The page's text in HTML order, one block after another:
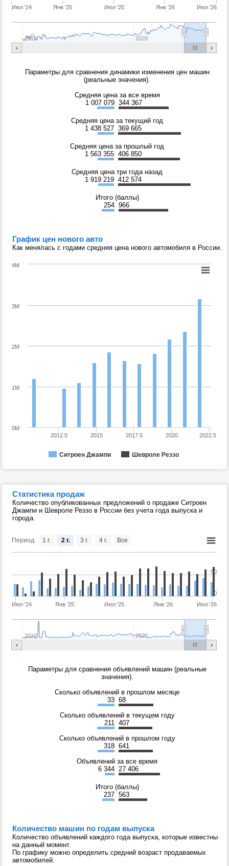
Июл '24 Янв '25 Июл '25 Янв '26 Июл '26
2010 2020
Параметры для сравнения динамики изменения цен машин
(реальные значения).
Средняя цена за все время
1 007 079 344 367
Средняя цена за текущий год
1 438 527 369 665
Средняя цена за прошлый год
1 563 355 406 850
Средняя цена три года назад
1 919 219 412 574
Итого (баллы)
254 966
График цен нового авто
Как менялась с годами средняя цена нового автомобиля в России.
Ситроен Джампи Шевроле Реззо
2012.5 2015 2017.5 2020 2022.5
0M
1M
2M
3M
4M
Статистика продаж
Количество опубликованных предложений о продаже Ситроен
Джампи и Шевроле Реззо в России без учета года выпуска и
города.
Период:
Июл '24 Янв '25 Июл '25 Янв '26 Июл '26
2010 2020
0
50
1 г. 2 г. 3 г. 4 г. Все
Параметры для сравнения объявлений машин (реальные
значения).
Сколько объявлений в прошлом месяце
33 68
Сколько объявлений в текущем году
211 407
Сколько объявлений в прошлом году
318 641
Объявлений за все время
6 344 27 406
Итого (баллы)
237 563
Количество машин по годам выпуска
Количество объявлений каждого года выпуска, которые известны
на данный момент.
По графику можно определить средний возраст продаваемых
автомобилей.